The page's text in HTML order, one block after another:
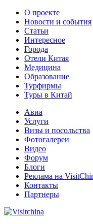
О проекте
Новости и события
Статьи
Интересное
Города
Отели Китая
Медицина
Образование
Турфирмы
Туры в Китай
Авиа
Услуги
Визы и посольства
Фотогалереи
Видео
Форум
Блоги
Реклама на
Контакты
Партнеры